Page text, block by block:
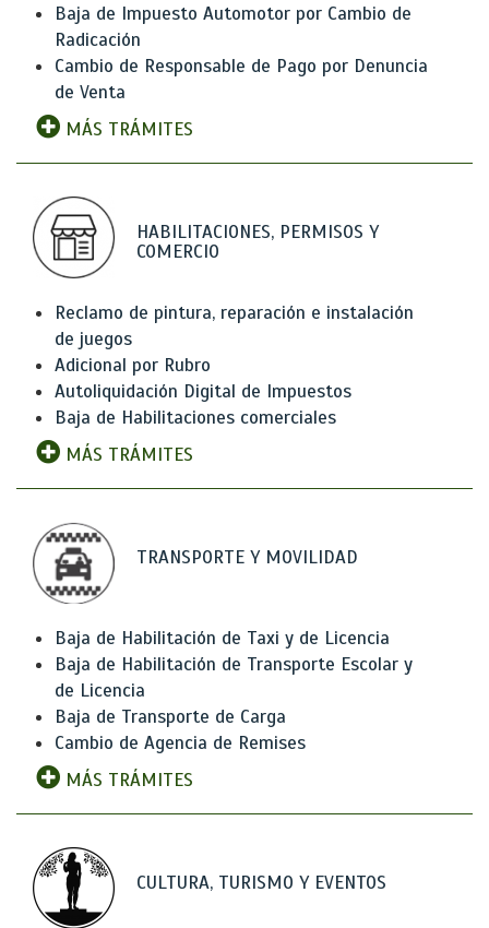
Baja de Impuesto Automotor por Cambio de
Radicación
Cambio de Responsable de Pago por Denuncia
de Venta
MÁS TRÁMITES
HABILITACIONES, PERMISOS Y
COMERCIO
Reclamo de pintura, reparación e instalación
de juegos
Adicional por Rubro
Autoliquidación Digital de Impuestos
Baja de Habilitaciones comerciales
MÁS TRÁMITES
TRANSPORTE Y MOVILIDAD
Baja de Habilitación de Taxi y de Licencia
Baja de Habilitación de Transporte Escolar y
de Licencia
Baja de Transporte de Carga
Cambio de Agencia de Remises
MÁS TRÁMITES
CULTURA, TURISMO Y EVENTOS